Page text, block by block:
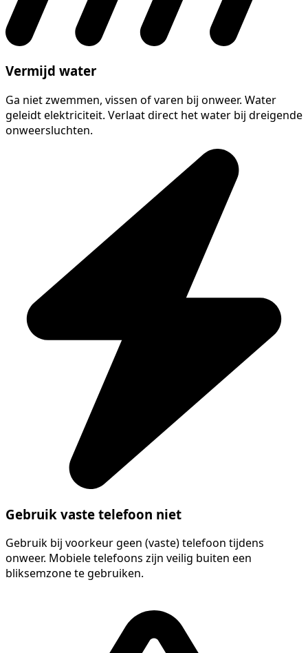
Vermijd water
Ga niet zwemmen, vissen of varen bij onweer. Water
geleidt elektriciteit. Verlaat direct het water bij dreigende
onweersluchten.
Gebruik vaste telefoon niet
Gebruik bij voorkeur geen (vaste) telefoon tijdens
onweer. Mobiele telefoons zijn veilig buiten een
bliksemzone te gebruiken.